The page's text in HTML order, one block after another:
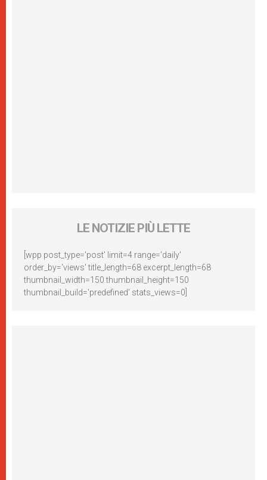
LE NOTIZIE PIÙ LETTE
[wpp post_type='post' limit=4 range='daily'
order_by='views' title_length=68 excerpt_length=68
thumbnail_width=150 thumbnail_height=150
thumbnail_build='predefined' stats_views=0]